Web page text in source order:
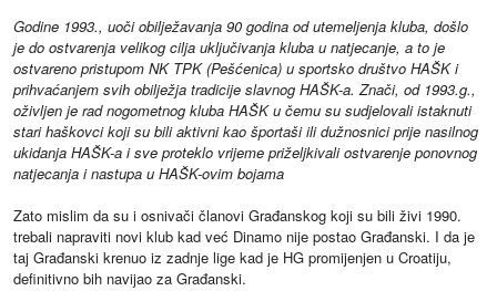
Godine 1993., uoči obilježavanja 90 godina od utemeljenja kluba, došlo
je do ostvarenja velikog cilja uključivanja kluba u natjecanje, a to je
ostvareno pristupom NK TPK (Pešćenica) u sportsko društvo HAŠK i
prihvaćanjem svih obilježja tradicije slavnog HAŠK-a. Znači, od 1993.g.,
oživljen je rad nogometnog kluba HAŠK u čemu su sudjelovali istaknuti
stari haškovci koji su bili aktivni kao športaši ili dužnosnici prije nasilnog
ukidanja HAŠK-a i sve proteklo vrijeme priželjkivali ostvarenje ponovnog
natjecanja i nastupa u HAŠK-ovim bojama
Zato mislim da su i osnivači članovi Građanskog koji su bili živi 1990.
trebali napraviti novi klub kad već Dinamo nije postao Građanski. I da je
taj Građanski krenuo iz zadnje lige kad je HG promijenjen u Croatiju,
definitivno bih navijao za Građanski.